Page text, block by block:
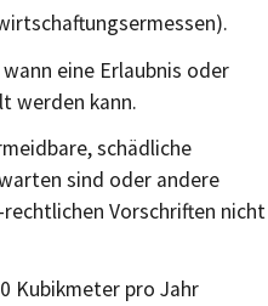
eine Erlaubnis oder
werden kann.
schädliche
sind oder andere
Vorschriften nicht
Kubikmeter pro Jahr